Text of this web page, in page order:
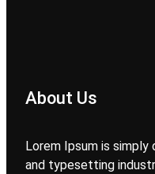
About Us
Lorem Ipsum is
and typesetting